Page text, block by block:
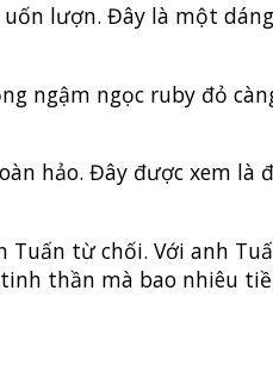
lượn. Đây là một
ngậm ngọc ruby ​​đỏ
hảo. Đây được xem là
từ chối. Với anh
thần mà bao nhiêu